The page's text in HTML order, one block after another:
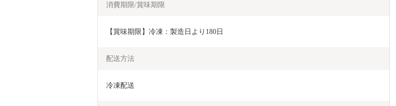
消費期限/賞味期限
【賞味期限】冷凍：製造日より180日
配送方法
冷凍配送